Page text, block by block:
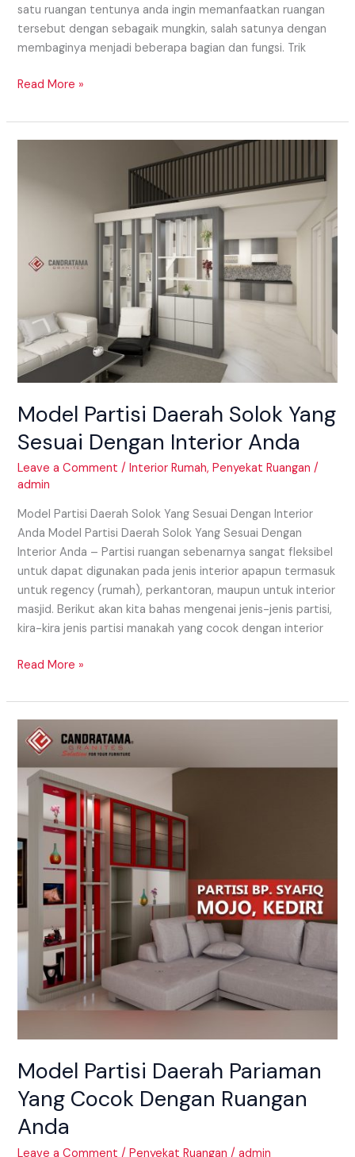
satu ruangan tentunya anda ingin memanfaatkan ruangan
tersebut dengan sebagaik mungkin, salah satunya dengan
membaginya menjadi beberapa bagian dan fungsi. Trik
Read More »
Model Partisi Daerah Solok Yang
Sesuai Dengan Interior Anda
Leave a Comment /Interior Rumah,Penyekat Ruangan /
admin
Model Partisi Daerah Solok Yang Sesuai Dengan Interior
Anda Model Partisi Daerah Solok Yang Sesuai Dengan
Interior Anda – Partisi ruangan sebenarnya sangat fleksibel
untuk dapat digunakan pada jenis interior apapun termasuk
untuk regency (rumah), perkantoran, maupun untuk interior
masjid. Berikut akan kita bahas mengenai jenis-jenis partisi,
kira-kira jenis partisi manakah yang cocok dengan interior
Dengan
Read More »
Model Partisi Daerah Pariaman
Yang Cocok Dengan Ruangan
Anda
Leave a Comment /Penyekat Ruangan /admin
Model
Partisi
Daerah
Pariaman
Cocok
Dengan
Ruangan
Anda